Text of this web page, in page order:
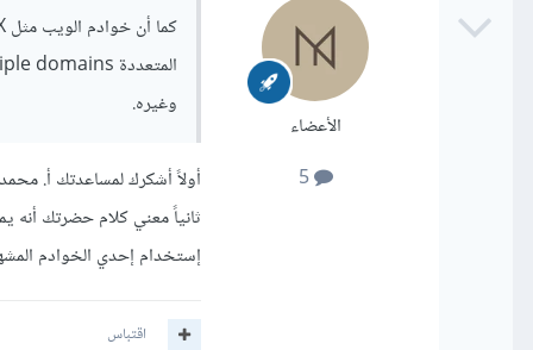
الأعضاء
5
وغيره.
أولاً أشكرك لمساعدتك أ.
إستخدام إحدي الخوادم
اقتباس